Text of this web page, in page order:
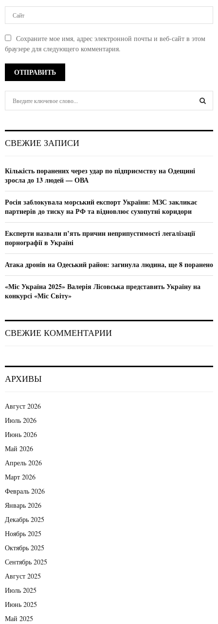
Сохраните мое имя, адрес электронной почты и веб-сайт в этом
браузере для следующего комментария.
h
o
r
СВЕЖИЕ ЗАПИСИ
Кількість поранених через удар по підприємству на Одещині
зросла до 13 людей — ОВА
Росія заблокувала морський експорт України: МЗС закликає
партнерів до тиску на РФ та відновлює сухопутні коридори
Експерти назвали п’ять причин неприпустимості легалізації
порнографії в Україні
Атака дронів на Одеський район: загинула людина, ще 8 поранено
«Міс Україна 2025» Валерія Лісовська представить Україну на
конкурсі «Міс Світу»
СВЕЖИЕ КОММЕНТАРИИ
АРХИВЫ
Август 2026
Июль 2026
Июнь 2026
Май 2026
Апрель 2026
Март 2026
Февраль 2026
Январь 2026
Декабрь 2025
Ноябрь 2025
Октябрь 2025
Сентябрь 2025
Август 2025
Июль 2025
Июнь 2025
Май 2025